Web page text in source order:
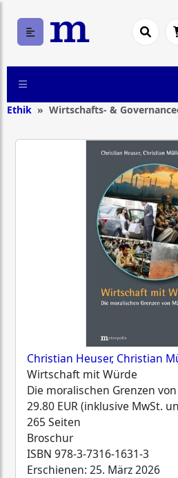
Ethik Wirtschafts- &
Christian Heuser, Christian
Wirtschaft mit Würde
Die moralischen Grenzen
29.80 EUR (inklusive MwSt.
265 Seiten
Broschur
ISBN 978-3-7316-1631-3
Erschienen: 25. März 2026